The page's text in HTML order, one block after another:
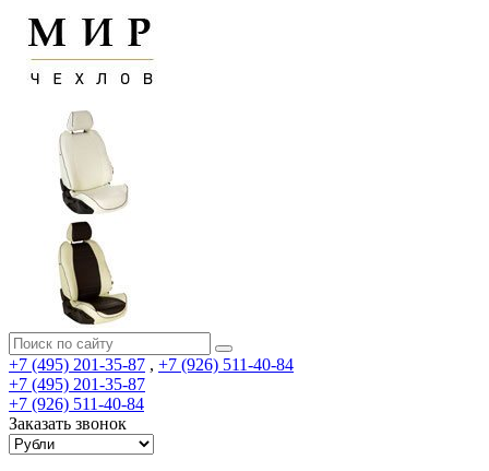
+7 (495) 201-35-87 , +7 (926) 511-40-84
+7 (495) 201-35-87
+7 (926) 511-40-84
Заказать звонок